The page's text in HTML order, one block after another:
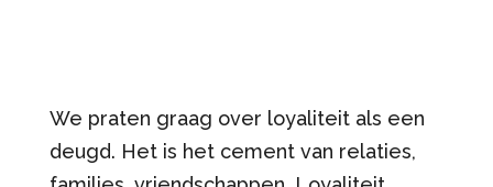
We praten graag over loyaliteit als een
deugd. Het is het cement van relaties,